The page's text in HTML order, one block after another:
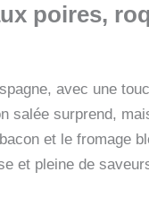
poires,
avec une
salée surprend,
et le fromage
et pleine de